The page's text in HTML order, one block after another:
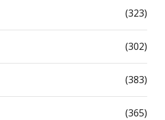
(323)
(302)
(383)
(365)